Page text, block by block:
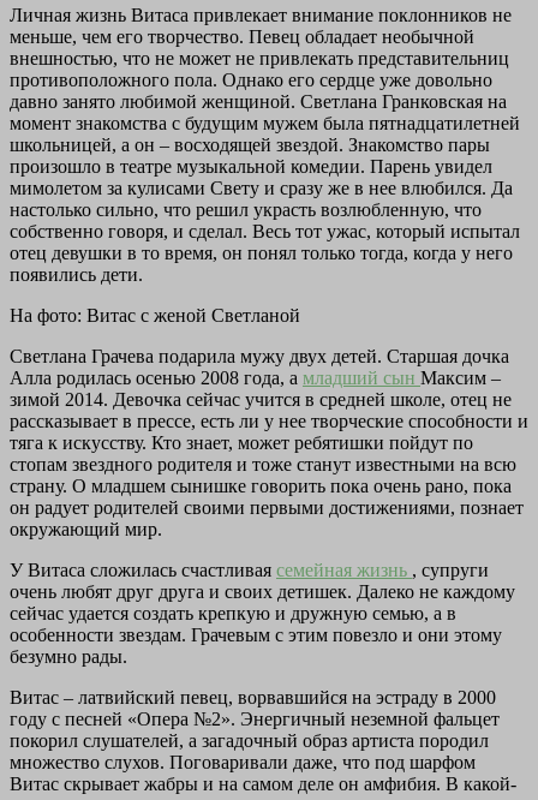
Личная жизнь Витаса привлекает внимание поклонников не
меньше, чем его творчество. Певец обладает необычной
внешностью, что не может не привлекать представительниц
противоположного пола. Однако его сердце уже довольно
давно занято любимой женщиной. Светлана Гранковская на
момент знакомства с будущим мужем была пятнадцатилетней
школьницей, а он – восходящей звездой. Знакомство пары
произошло в театре музыкальной комедии. Парень увидел
мимолетом за кулисами Свету и сразу же в нее влюбился. Да
настолько сильно, что решил украсть возлюбленную, что
собственно говоря, и сделал. Весь тот ужас, который испытал
отец девушки в то время, он понял только тогда, когда у него
появились дети.
На фото: Витас с женой Светланой
Светлана Грачева подарила мужу двух детей. Старшая дочка
Алла родилась осенью 2008 года, а младший сын Максим –
зимой 2014. Девочка сейчас учится в средней школе, отец не
рассказывает в прессе, есть ли у нее творческие способности и
тяга к искусству. Кто знает, может ребятишки пойдут по
стопам звездного родителя и тоже станут известными на всю
страну. О младшем сынишке говорить пока очень рано, пока
он радует родителей своими первыми достижениями, познает
окружающий мир.
У Витаса сложилась счастливая семейная жизнь , супруги
очень любят друг друга и своих детишек. Далеко не каждому
сейчас удается создать крепкую и дружную семью, а в
особенности звездам. Грачевым с этим повезло и они этому
безумно рады.
Витас – латвийский певец, ворвавшийся на эстраду в 2000
году с песней «Опера №2». Энергичный неземной фальцет
покорил слушателей, а загадочный образ артиста породил
множество слухов. Поговаривали даже, что под шарфом
Витас скрывает жабры и на самом деле он амфибия. В какой-